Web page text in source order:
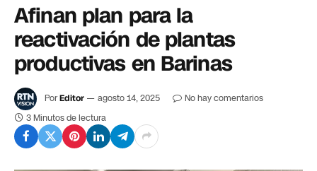
Afinan plan para la
reactivación de plantas
productivas en Barinas
PorEditor agosto 14, 2025
No hay comentarios
3 Minutos de lectura